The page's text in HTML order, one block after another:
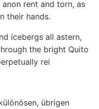
rent and torn, as
their hands.
icebergs all astern,
the bright Quito
rei
übrigen